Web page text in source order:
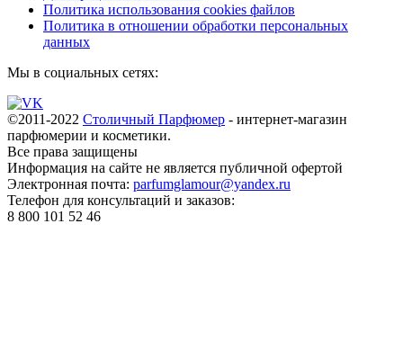
Политика использования cookies файлов
Политика в отношении обработки персональных
данных
Мы в социальных сетях:
©2011-2022 Столичный Парфюмер - интернет-магазин
парфюмерии и косметики.
Все права защищены
Информация на сайте не является публичной офертой
Электронная почта: parfumglamour@yandex.ru
Телефон для консультаций и заказов:
8 800 101 52 46